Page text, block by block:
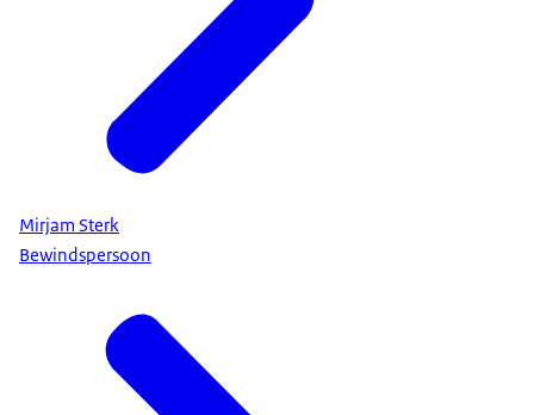
Mirjam Sterk
Bewindspersoon